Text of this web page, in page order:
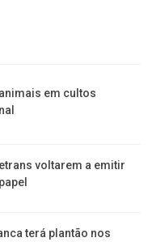
em cultos
voltarem a emitir
terá plantão nos